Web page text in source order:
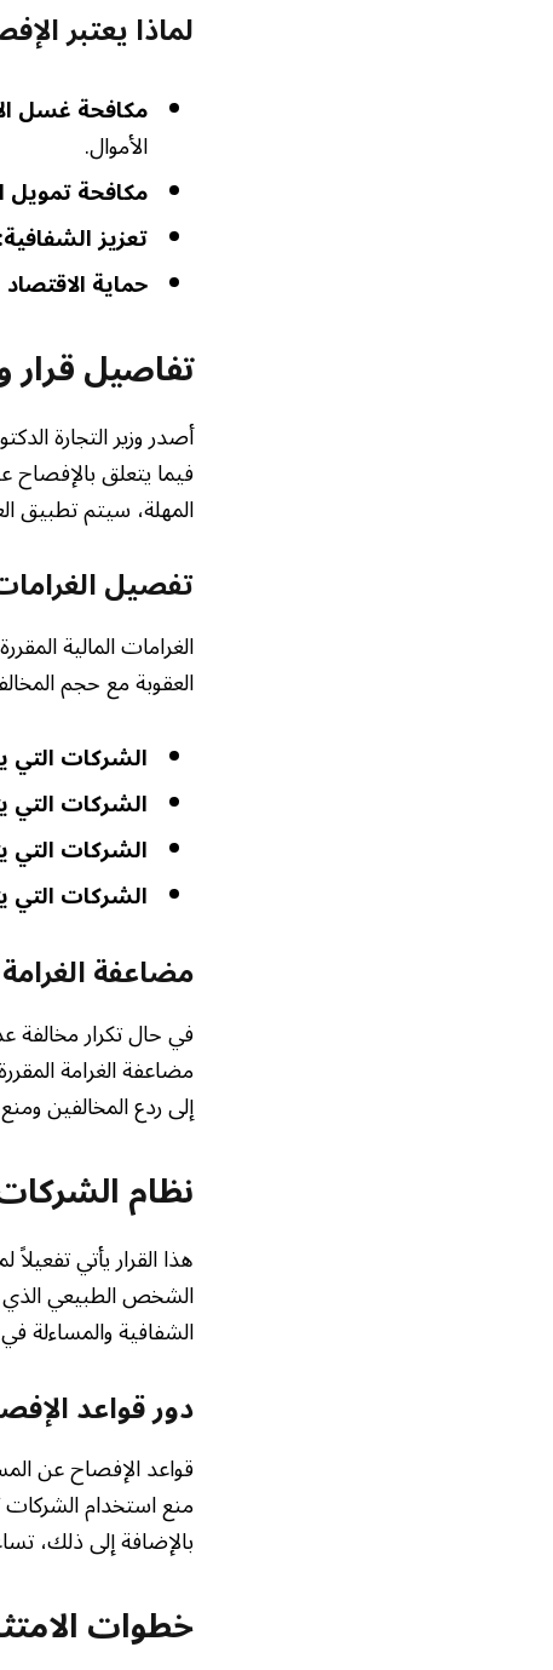
لماذا يعتبر
مكافحة غسل
الأموال.
مكافحة تمويل
تعزيز الشفافية:
حماية
تفاصيل قرار
فيما يتعلق بالإفصاح
المهلة، سيتم تطبيق
تفصيل
الغرامات المالية
العقوبة مع حجم
الشركات التي يقل
الشركات التي يتراوح
الشركات التي يتراوح
الشركات التي يتجاوز
مضاعفة
في حال تكرار مخالفة
إلى ردع المخالفين
نظام
هذا القرار يأتي
الشخص الطبيعي الذي
الشفافية والمساءلة
دور قواعد
قواعد الإفصاح عن
منع استخدام الشركات
بالإضافة إلى ذلك،
خطوات